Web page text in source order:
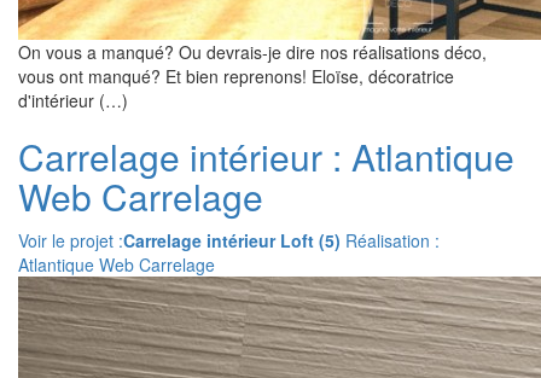
On vous a manqué? Ou devrais-je dire nos réalisations déco,
vous ont manqué? Et bien reprenons! Eloïse, décoratrice
d'intérieur (…)
Carrelage intérieur : Atlantique
Web Carrelage
Voir le projet :Carrelage intérieur Loft (5) Réalisation :
Atlantique Web Carrelage